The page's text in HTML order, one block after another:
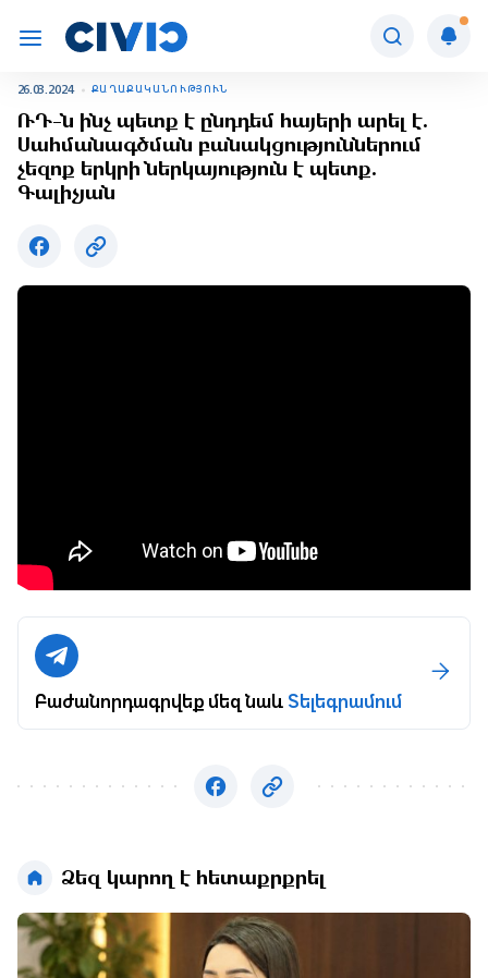
26.03.2024 ՔԱՂԱՔԱԿԱՆՈՒԹՅՈՒՆ
ՌԴ-ն ինչ պետք է ընդդեմ հայերի արել է.
Սահմանագծման բանակցություններում
չեզոք երկրի ներկայություն է պետք.
Գալիչյան
Բաժանորդագրվեք մեզ նաևՏելեգրամում
Ձեզ կարող է հետաքրքրել